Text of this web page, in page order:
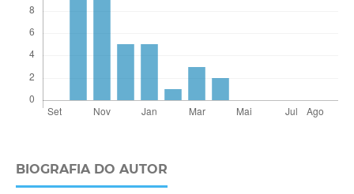
BIOGRAFIA DO AUTOR